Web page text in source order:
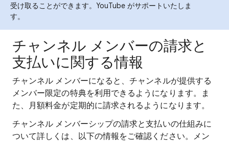
受け取ることができます。YouTube がサポートいたしま
す。
チャンネル メンバーの請求と
支払いに関する情報
チャンネル メンバーになると、チャンネルが提供する
メンバー限定の特典を利用できるようになります。ま
た、月額料金が定期的に請求されるようになります。
チャンネル メンバーシップの請求と支払いの仕組みに
ついて詳しくは、以下の情報をご確認ください。メン